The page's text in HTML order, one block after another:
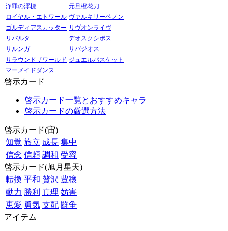
浄罪の澪標
元旦橙花刀
ロイヤル・エトワール ヴァルキリーペノン
ゴルディアスカッター リヴオンライヴ
リバルタ
デオスクシポス
サルンガ
サバジオス
サラウンドザワールド ジュエルバスケット
マーメイドダンス
啓示カード
啓示カード一覧とおすすめキャラ
啓示カードの厳選方法
啓示カード(宙)
知覚 旅立 成長 集中
信念 信頼 調和 受容
啓示カード(旭月星天)
転換 平和 贅沢 豊穣
動力 勝利 真理 妨害
恵愛 勇気 支配 闘争
アイテム